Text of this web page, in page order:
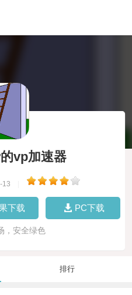
vp加速器
13
下载 PC下载
，安全绿色
排行